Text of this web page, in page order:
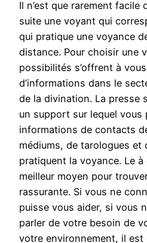
Il n’est que rarement facile
suite une voyant qui
qui pratique une voyance
distance. Pour choisir une
possibilités s’offrent à
d’informations dans le
de la divination. La presse
un support sur lequel vous
informations de contacts
médiums, de tarologues et
pratiquent la voyance. Le
meilleur moyen pour
rassurante. Si vous ne
puisse vous aider, si vous
parler de votre besoin de
votre environnement, il est